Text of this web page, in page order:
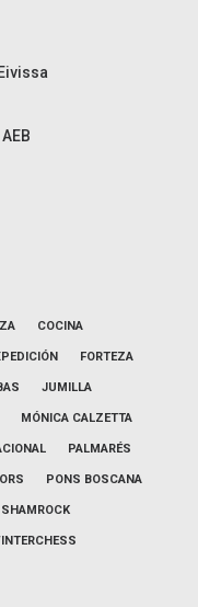
COCINA
FORTEZA
JUMILLA
MÓNICA CALZETTA
PALMARÉS
PONS BOSCANA
SHAMROCK